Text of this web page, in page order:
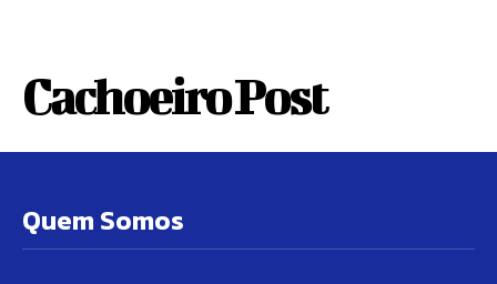
Cachoeiro Post
Quem Somos